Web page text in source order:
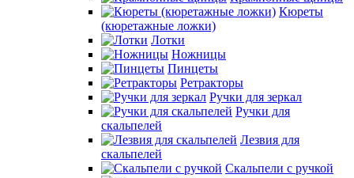
Кюреты
(кюретажные ложки)
Лотки
Ножницы
Пинцеты
Ретракторы
Ручки для зеркал
Ручки для
скальпелей
Лезвия для
скальпелей
Скальпели с ручкой